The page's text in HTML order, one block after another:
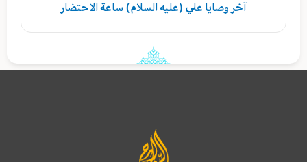
آخر وصايا علي (عليه السلام) ساعة الاحتضار